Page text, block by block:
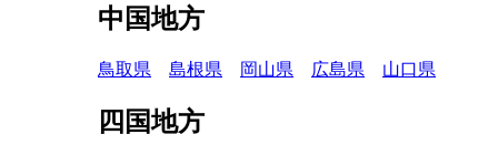
中国地方
鳥取県 島根県 岡山県 広島県 山口県
四国地方